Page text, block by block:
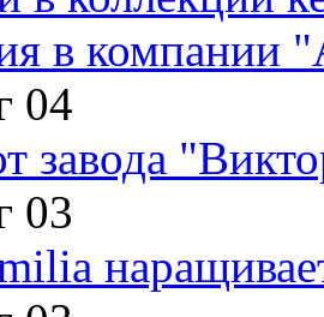
в компании
04
завода
03